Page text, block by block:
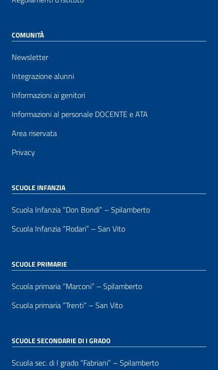
COMUNITÀ
Newsletter
Integrazione alunni
Informazioni ai genitori
Informazioni al personale DOCENTE e ATA
Area riservata
Privacy
SCUOLE INFANZIA
Scuola Infanzia “Don Bondi” – Spilamberto
Scuola Infanzia “Rodari” – San Vito
SCUOLE PRIMARIE
Scuola primaria “Marconi” – Spilamberto
Scuola primaria “Trenti” – San Vito
SCUOLE SECONDARIE DI I GRADO
Scuola sec. di I grado “Fabriani” – Spilamberto